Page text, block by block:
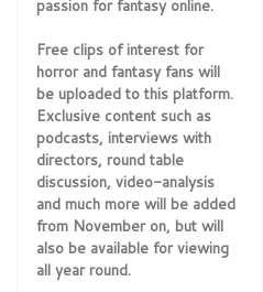
passion for fantasy online.
Free clips of interest for
horror and fantasy fans will
be uploaded to this platform.
Exclusive content such as
podcasts, interviews with
directors, round table
discussion, video-analysis
and much more will be added
from November on, but will
also be available for viewing
all year round.